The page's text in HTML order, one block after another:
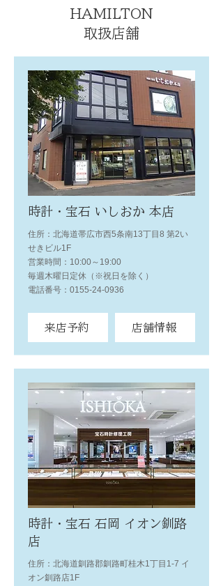
HAMILTON
取扱店舗
時計・宝石 いしおか 本店
住所：北海道帯広市西5条南13丁目8 第2い
せきビル1F
営業時間：10:00～19:00
毎週木曜日定休（※祝日を除く）
電話番号：0155-24-0936
来店予約 店舗情報
時計・宝石 石岡 イオン釧路
店
住所：北海道釧路郡釧路町桂木1丁目1-7 イ
オン釧路店1F